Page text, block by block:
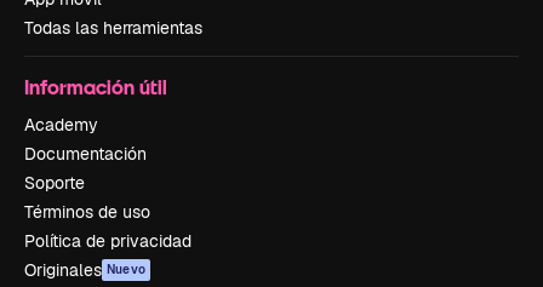
Todas las herramientas
Información útil
Academy
Documentación
Soporte
Términos de uso
Política de privacidad
Originales Nuevo